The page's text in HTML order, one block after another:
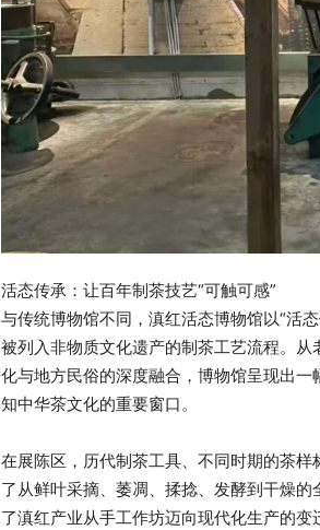
活态传承：让百年制茶技艺“可触可感”
与传统博物馆不同，滇红活态博物馆以“活
被列入非物质文化遗产的制茶工艺流程。
化与地方民俗的深度融合，博物馆呈现出
知中华茶文化的重要窗口。
在展陈区，历代制茶工具、不同时期的茶
了从鲜叶采摘、萎凋、揉捻、发酵到干燥
了滇红产业从手工作坊迈向现代化生产的变